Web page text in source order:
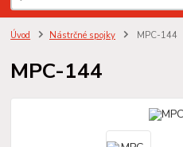
Úvod Nástrčné spojky MPC-144
MPC-144